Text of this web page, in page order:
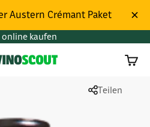
Austern Crémant Paket
online kaufen
Teilen